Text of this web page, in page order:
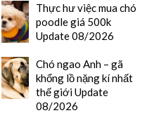
Thực hư việc mua chó
poodle giá 500k
Update 08/2026
Chó ngao Anh – gã
khổng lồ nặng kí nhất
thế giới Update
08/2026